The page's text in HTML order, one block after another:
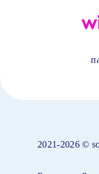
2021-2026 ©